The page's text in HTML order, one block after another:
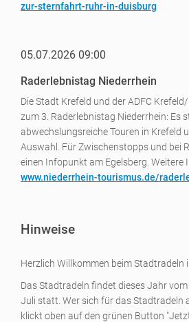
zur-sternfahrt-ruhr-in-duisburg
05.07.2026 09:00
Raderlebnistag Niederrhein
Die Stadt Krefeld und der ADFC
zum 3. Raderlebnistag Niederrhein: Es
abwechslungsreiche Touren in Krefeld
Auswahl. Für Zwischenstopps und bei
einen Infopunkt am Egelsberg. Weitere
www.niederrhein-tourismus.de/
Hinweise
Herzlich Willkommen beim Stadtradeln
Das Stadtradeln findet dieses Jahr vom
Juli statt. Wer sich für das Stadtradeln
klickt oben auf den grünen Button